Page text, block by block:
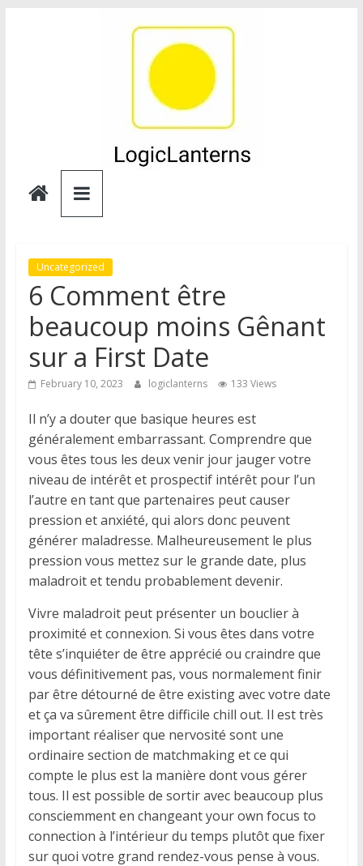
Logic
Uncategorized
6 Comment être
beaucoup moins Gênant
sur a First Date
February 10, 2023 logiclanterns 133 Views
Il n’y a douter que basique heures est
généralement embarrassant. Comprendre que
vous êtes tous les deux venir jour jauger votre
niveau de intérêt et prospectif intérêt pour l’un
l’autre en tant que partenaires peut causer
pression et anxiété, qui alors donc peuvent
générer maladresse. Malheureusement le plus
pression vous mettez sur le grande date, plus
maladroit et tendu probablement devenir.
Vivre maladroit peut présenter un bouclier à
proximité et connexion. Si vous êtes dans votre
tête s’inquiéter de être apprécié ou craindre que
vous définitivement pas, vous normalement finir
par être détourné de être existing avec votre date
et ça va sûrement être difficile chill out. Il est très
important réaliser que nervosité sont une
ordinaire section de matchmaking et ce qui
compte le plus est la manière dont vous gérer
tous. Il est possible de sortir avec beaucoup plus
consciemment en changeant your own focus to
connection à l’intérieur du temps plutôt que fixer
sur quoi votre grand rendez-vous pense à vous.